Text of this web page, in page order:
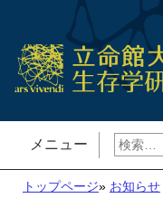
メニュー
検
索:
トップページ» お知らせ